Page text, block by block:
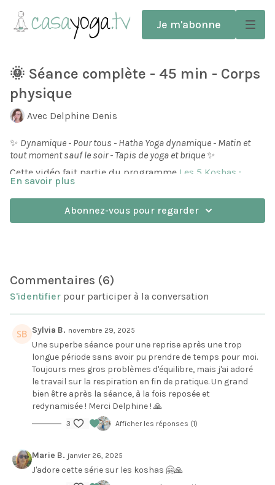
Je m'abonne
🌞 Séance complète - 45 min - Corps
physique
Avec Delphine Denis
✨ Dynamique - Pour tous - Hatha Yoga dynamique - Matin et
tout moment sauf le soir - Tapis de yoga et brique✨
Cette vidéo fait partie du programme Les 5 Koshas :
l'approche globale du Yoga
Annamaya Kosha représente notre aspect purement
matériel : nos os, articulations, muscles, cellules,...
La séance se termine par 15 minutes de respiration au
sol, pour prendre conscience de la manière dont la
respiration s'installe dans notre corps, puis mettre en
Une pratique complète de 45 minutes avec 30 minutes
de Hatha Yoga, suivie de 15 minutes de Pranayama et
méditation.
En savoir plus
Abonnez-vous pour regarder
Commentaires (6)
S'identifier pour participer à la conversation
Sylvia B. novembre 29, 2025
Une superbe séance pour une reprise après une trop
longue période sans avoir pu prendre de temps pour moi.
Toujours mes gros problèmes d'équilibre, mais j'ai adoré
le travail sur la respiration en fin de pratique. Un grand
bien être après la séance, à la fois reposée et
redynamisée ! Merci Delphine ! 🙏
3 Afficher les réponses (1)
Marie B. janvier 26, 2025
J'adore cette série sur les koshas 🤗🙏